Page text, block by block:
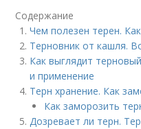
Содержание
Чем полезен терен.
Терновник от кашля.
Как выглядит
и применение
Терн хранение. Как
Как заморозить
Дозревает ли терн.